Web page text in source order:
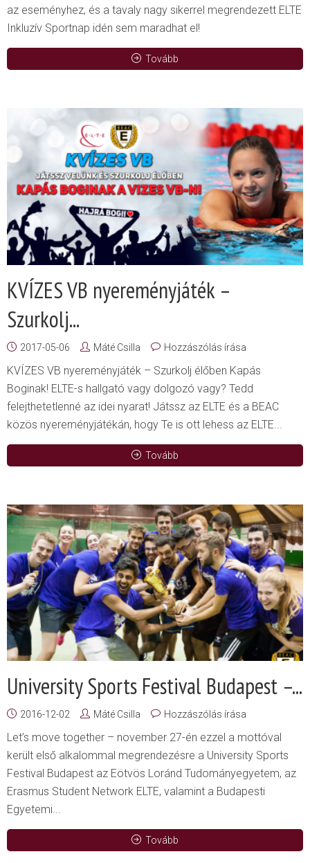
az eseményhez, és a tavaly nagy sikerrel megrendezett ELTE
Inkluzív Sportnap idén sem maradhat el!
Tovább
KVÍZES VB nyereményjáték –
Szurkolj...
2017-05-06 Máté Csilla Hozzászólás írása
KVÍZES VB nyereményjáték – Szurkolj élőben Kapás
Boginak! ELTE-s hallgató vagy dolgozó vagy? Tedd
felejthetetlenné az idei nyarat! Játssz az ELTE és a BEAC
közös nyereményjátékán, hogy Te is ott lehess az ELTE...
Tovább
University Sports Festival Budapest –...
2016-12-02 Máté Csilla Hozzászólás írása
Let’s move together – november 27-én ezzel a mottóval
került első alkalommal megrendezésre a University Sports
Festival Budapest az Eötvös Loránd Tudományegyetem, az
Erasmus Student Network ELTE, valamint a Budapesti
Egyetemi...
Tovább